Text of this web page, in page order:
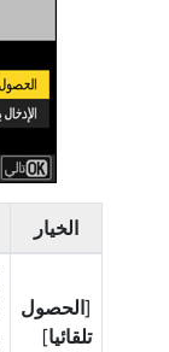
الخيار
[الحصول
تلقائيا]